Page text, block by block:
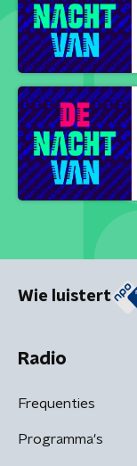
Wie luistert
Radio
Frequenties
Programma's